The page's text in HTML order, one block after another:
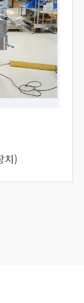
치)